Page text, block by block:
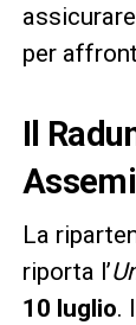
per
Il
La
riporta l’
10 luglio.